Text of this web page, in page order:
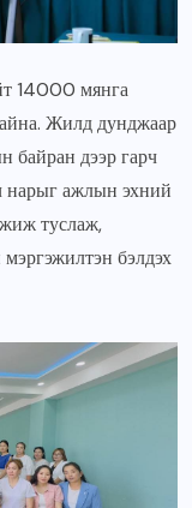
14000 мянга
Жилд дунджаар
байран дээр гарч
нарыг ажлын эхний
туслаж,
бэлдэх